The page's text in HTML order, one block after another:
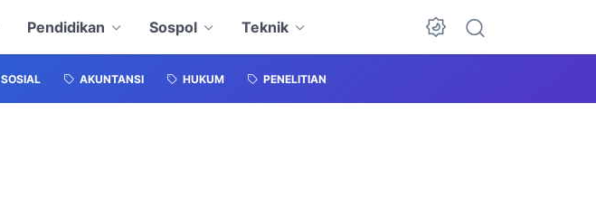
Pendidikan Sospol Teknik
SOSIAL AKUNTANSI HUKUM PENELITIAN